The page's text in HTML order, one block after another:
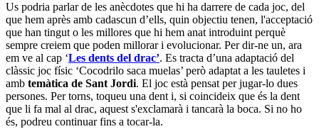
Us podria parlar de les anècdotes que hi ha darrere de cada joc, del
que hem après amb cadascun d’ells, quin objectiu tenen, l'acceptació
que han tingut o les millores que hi hem anat introduint perquè
sempre creiem que poden millorar i evolucionar. Per dir-ne un, ara
em ve al cap ‘Les dents del drac’. Es tracta d’una adaptació del
clàssic joc físic ‘Cocodrilo saca muelas’ però adaptat a les tauletes i
amb temàtica de Sant Jordi. El joc està pensat per jugar-lo dues
persones. Per torns, toqueu una dent i, si coincideix que és la dent
que li fa mal al drac, aquest s'exclamarà i tancarà la boca. Si no ho
és, podreu continuar fins a tocar-la.